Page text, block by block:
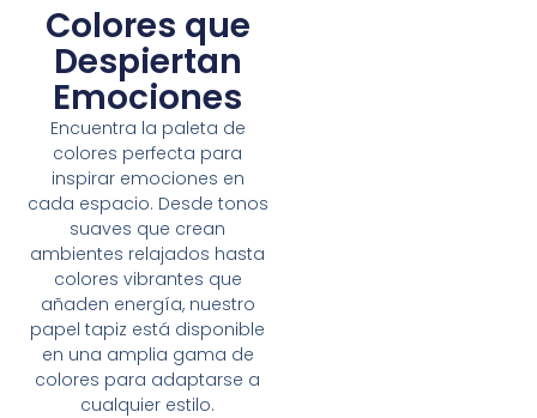
Colores que
Despiertan
Emociones
Encuentra la paleta de
colores perfecta para
inspirar emociones en
cada espacio. Desde tonos
suaves que crean
ambientes relajados hasta
colores vibrantes que
añaden energía, nuestro
papel tapiz está disponible
en una amplia gama de
colores para adaptarse a
cualquier estilo.